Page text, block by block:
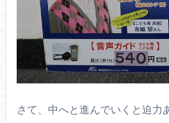
さて、中へと進んでいくと迫力